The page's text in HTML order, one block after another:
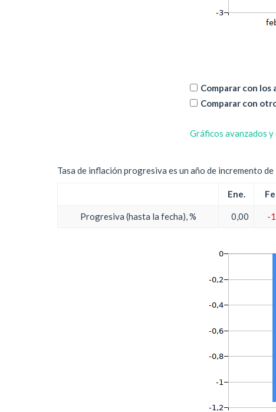
Comparar con
Comparar con
Gráficos avanzados y
Tasa de inflación progresiva es un año de incremento
Ene.
Progresiva (hasta la fecha), % 0,00 -